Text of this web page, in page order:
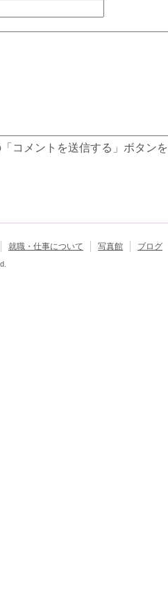
コメントを送信する」ボタン
就職・仕事について 写真館 ブログ